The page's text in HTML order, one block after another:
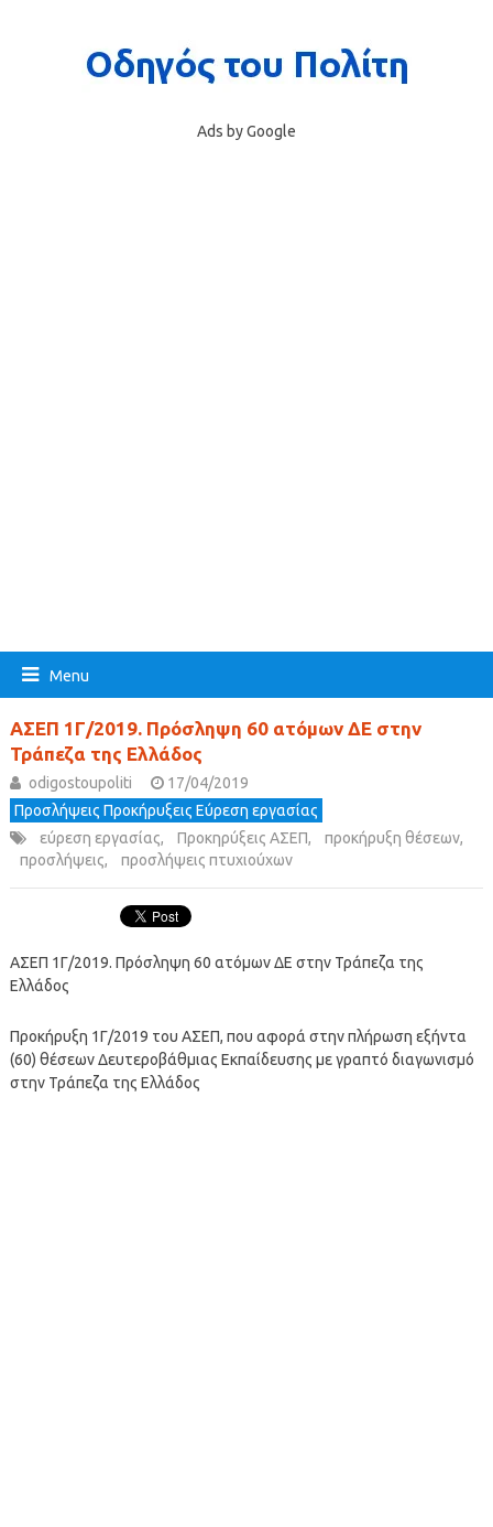
Ads by Google
Menu
ΑΣΕΠ 1Γ/2019. Πρόσληψη 60 ατόμων ΔΕ στην
Τράπεζα της Ελλάδος
odigostoupoliti
17/04/2019
Προσλήψεις Προκήρυξεις Εύρεση εργασίας
εύρεση εργασίας, Προκηρύξεις ΑΣΕΠ, προκήρυξη θέσεων,
προσλήψεις, προσλήψεις πτυχιούχων
ΑΣΕΠ 1Γ/2019. Πρόσληψη 60 ατόμων ΔΕ στην Τράπεζα της
Ελλάδος
Προκήρυξη 1Γ/2019 του ΑΣΕΠ, που αφορά στην πλήρωση εξήντα
(60) θέσεων Δευτεροβάθμιας Εκπαίδευσης με γραπτό διαγωνισμό
στην Τράπεζα της Ελλάδος